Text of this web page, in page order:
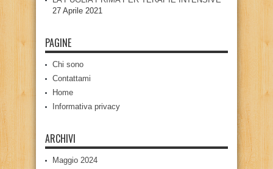
27 Aprile 2021
PAGINE
Chi sono
Contattami
Home
Informativa privacy
ARCHIVI
Maggio 2024